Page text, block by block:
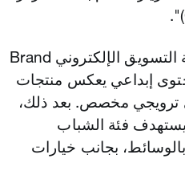
بالدخول في شراكة مع وكالة التسويق الإلكتروني Brand
إبداعي يعكس منتجات
ترويجي مخصص. بعد ذلك،
فئة الشباب
بجانب خيارات